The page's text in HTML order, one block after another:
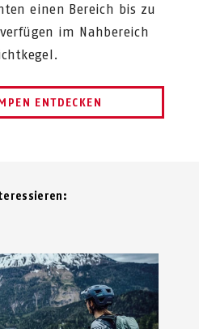
einen Bereich bis zu
im Nahbereich
ENTDECKEN